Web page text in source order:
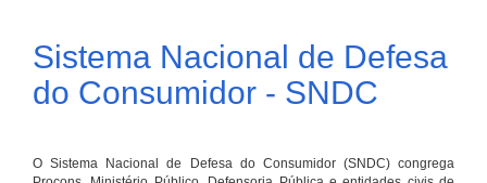
Sistema Nacional de Defesa
do Consumidor - SNDC
O Sistema Nacional de Defesa do Consumidor (SNDC) congrega